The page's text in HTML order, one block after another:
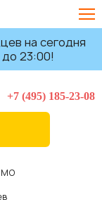
на сегодня
23:00!
МО
+7 (495) 185-23-08